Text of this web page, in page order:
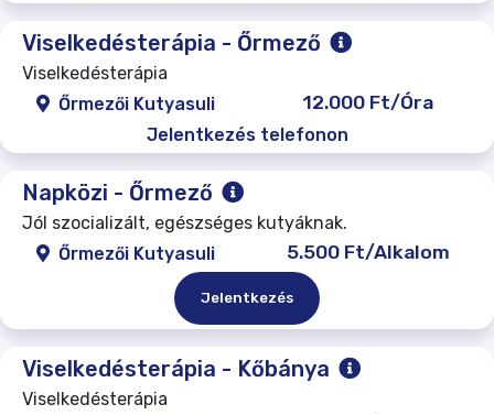
Viselkedésterápia - Őrmező
Viselkedésterápia
Őrmezői Kutyasuli
12.000 Ft/Óra
Jelentkezés telefonon
Napközi - Őrmező
Jól szocializált, egészséges kutyáknak.
Őrmezői Kutyasuli
5.500 Ft/Alkalom
Jelentkezés
Viselkedésterápia - Kőbánya
Viselkedésterápia